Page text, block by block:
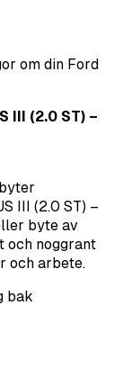
om din Ford
III (2.0 ST) –
III (2.0 ST) –
byte av
och noggrant
och arbete.
bak